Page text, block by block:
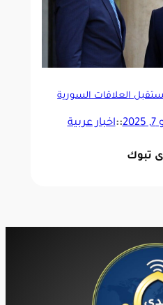
العلاقات السورية
::اخبار عربية
تبوك